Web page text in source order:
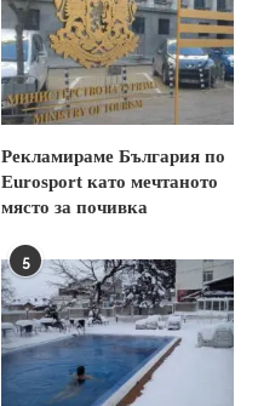
Рекламираме България по
Eurosport като мечтаното
място за почивка
5